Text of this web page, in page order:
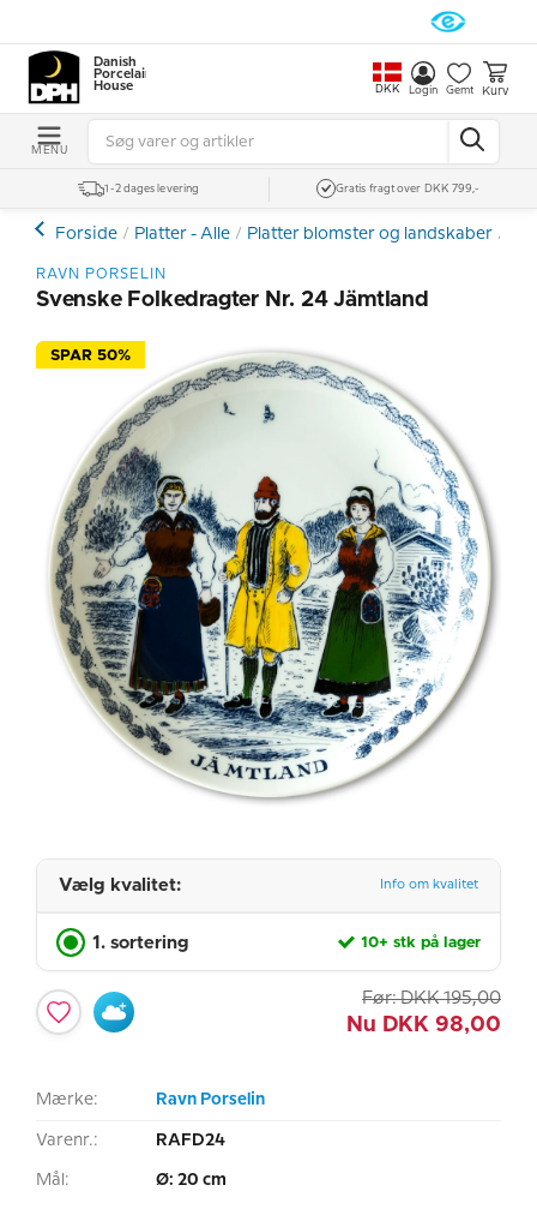
Danish
Porcelain
House
DKK Login Gemt Kurv
MENU
1-2 dages levering Gratis fragt over DKK 799,-
Forside Platter - Alle Platter blomster og landskaber
RAVN PORSELIN
Svenske Folkedragter Nr. 24 Jämtland
SPAR 50%
Vælg kvalitet: Info om kvalitet
1. sortering 10+ stk på lager
Før: DKK 195,00
Nu DKK 98,00
Mærke: Ravn Porselin
Varenr.: RAFD24
Mål: Ø: 20 cm